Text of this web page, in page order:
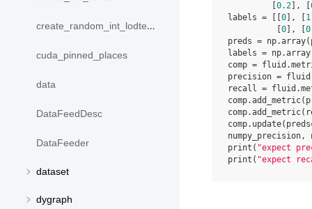
create_random_int_lodtensor
cuda_pinned_places
data
DataFeedDesc
DataFeeder
dataset
dygraph
0.2 ],
labels = 0 ], 1
0 ], 0
preds = np.array(
labels = np.array
comp = fluid .
precision = fluid
recall = fluid .
comp.add_metric(
comp.add_metric(
comp. update( preds
numpy_precision,
print ( "expect
print ( "expect